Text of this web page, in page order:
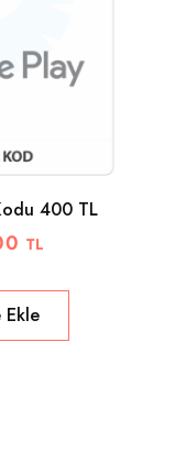
400 TL
TL
Ekle